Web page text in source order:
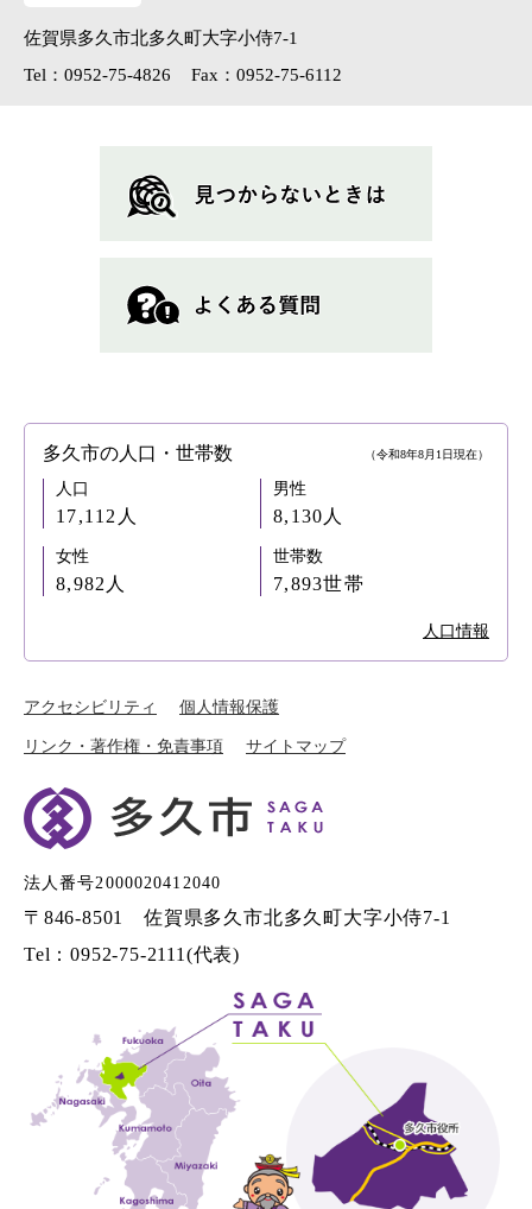
佐賀県多久市北多久町大字小侍7-1
Tel：0952-75-4826
Fax：0952-75-6112
多久市の人口・世帯数 （令和8年8月1日現在）
人口
17,112人
男性
8,130人
女性
8,982人
世帯数
7,893世帯
人口情報
アクセシビリティ 個人情報保護
リンク・著作権・免責事項 サイトマップ
法人番号2000020412040
〒846-8501 佐賀県多久市北多久町大字小侍7-1
Tel：0952-75-2111(代表)